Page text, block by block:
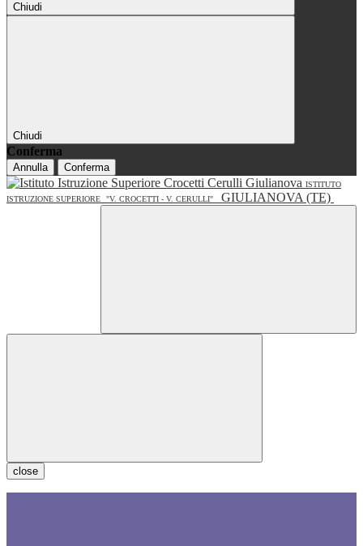
Chiudi
Chiudi
Conferma
Annulla Conferma
ISTITUTO
ISTRUZIONE SUPERIORE
"V. CROCETTI - V. CERULLI" GIULIANOVA (TE)
close